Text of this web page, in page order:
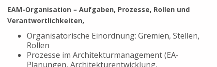
EAM-Organisation – Aufgaben, Prozesse, Rollen und
Verantwortlichkeiten,
Organisatorische Einordnung: Gremien, Stellen,
Rollen
Prozesse im Architekturmanagement (EA-
Planungen, Architekturentwicklung,